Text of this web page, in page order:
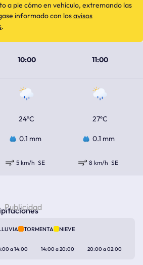
10:00 11:00
24ºC 27ºC
0.1 mm 0.1 mm
5 km/h SE 8 km/h SE
a pie cómo en vehículo, extremando las
informado con losavisos
.
TORMENTA NIEVE
a14:00 14:00a20:00 20:00a02:00